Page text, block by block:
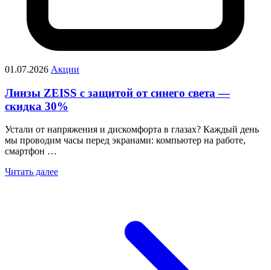
01.07.2026 Акции
Линзы ZEISS с защитой от синего света —
скидка 30%
Устали от напряжения и дискомфорта в глазах? Каждый день
мы проводим часы перед экранами: компьютер на работе,
смартфон …
Читать далее